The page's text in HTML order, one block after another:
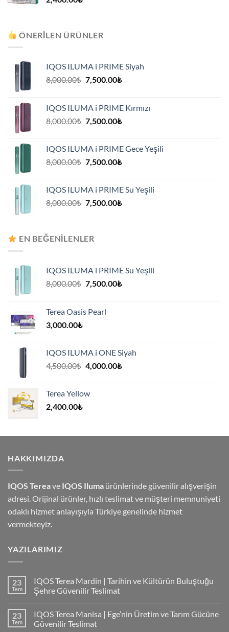
ÖNERILEN ÜRÜNLER
IQOS ILUMA i PRIME Siyah
8,000.00₺ Orijinal
7,500.00₺Şu
7,500.00₺.
IQOS ILUMA i PRIME Kırmızı
8,000.00₺ Orijinal
7,500.00₺Şu
7,500.00₺.
IQOS ILUMA i PRIME Gece Yeşili
8,000.00₺ Orijinal
7,500.00₺Şu
7,500.00₺.
IQOS ILUMA i PRIME Su Yeşili
8,000.00₺ Orijinal
7,500.00₺Şu
EN BEĞENILENLER
IQOS ILUMA i PRIME Su Yeşili
8,000.00₺ Orijinal
7,500.00₺Şu
Terea Oasis Pearl
3,000.00₺
IQOS ILUMA i ONE Siyah
4,500.00₺ Orijinal
4,000.00₺Şu
Terea Yellow
2,400.00₺
HAKKIMIZDA
IQOS Tereave IQOS Iluma ürünlerinde güvenilir alışverişin
adresi. Orijinal ürünler, hızlı teslimat ve müşteri memnuniyeti
odaklı hizmet anlayışıyla Türkiye genelinde hizmet
vermekteyiz.
YAZILARIMIZ
23
Tem
IQOS Terea Mardin | Tarihin ve Kültürün Buluştuğu
Şehre Güvenilir Teslimat
23
Tem
IQOS Terea Manisa | Ege’nin Üretim ve Tarım Gücüne
Güvenilir Teslimat